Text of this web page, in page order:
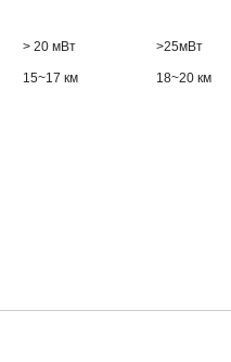
> 20 мВт >25мВт
15~17 км 18~20 км